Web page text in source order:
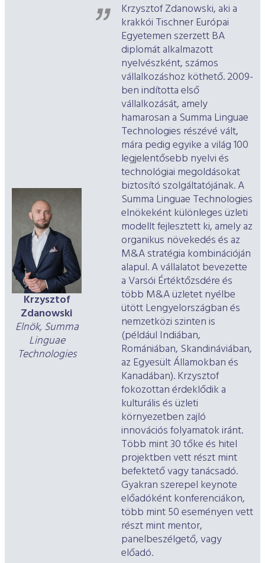
Krzysztof
Zdanowski
Elnök, Summa
Linguae
Technologies
Krzysztof Zdanowski, aki a
krakkói Tischner Európai
Egyetemen szerzett BA
diplomát alkalmazott
nyelvészként, számos
vállalkozáshoz köthető. 2009-
ben indította első
vállalkozását, amely
hamarosan a Summa Linguae
Technologies részévé vált,
mára pedig egyike a világ 100
legjelentősebb nyelvi és
technológiai megoldásokat
biztosító szolgáltatójának. A
Summa Linguae Technologies
elnökeként különleges üzleti
modellt fejlesztett ki, amely az
organikus növekedés és az
M&A stratégia kombinációján
alapul. A vállalatot bevezette
a Varsói Értéktőzsdére és
több M&A üzletet nyélbe
ütött Lengyelországban és
nemzetközi szinten is
(például Indiában,
Romániában, Skandináviában,
az Egyesült Államokban és
Kanadában). Krzysztof
fokozottan érdeklődik a
kulturális és üzleti
környezetben zajló
innovációs folyamatok iránt.
Több mint 30 tőke és hitel
projektben vett részt mint
befektető vagy tanácsadó.
Gyakran szerepel keynote
előadóként konferenciákon,
több mint 50 eseményen vett
részt mint mentor,
panelbeszélgető, vagy
előadó.